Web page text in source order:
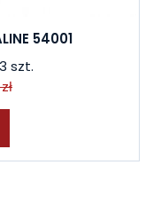
54001
szt.